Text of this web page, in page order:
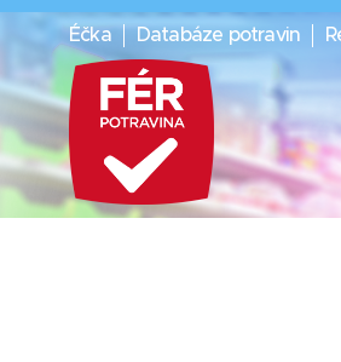
Éčka Databáze potravin